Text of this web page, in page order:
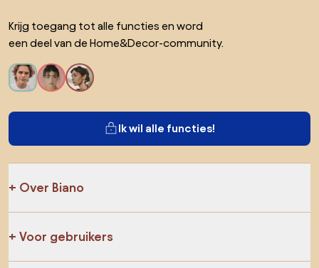
Krijg toegang tot alle functies en word
een deel van de Home&Decor-community.
Ik wil alle functies!
Over Biano
Voor gebruikers